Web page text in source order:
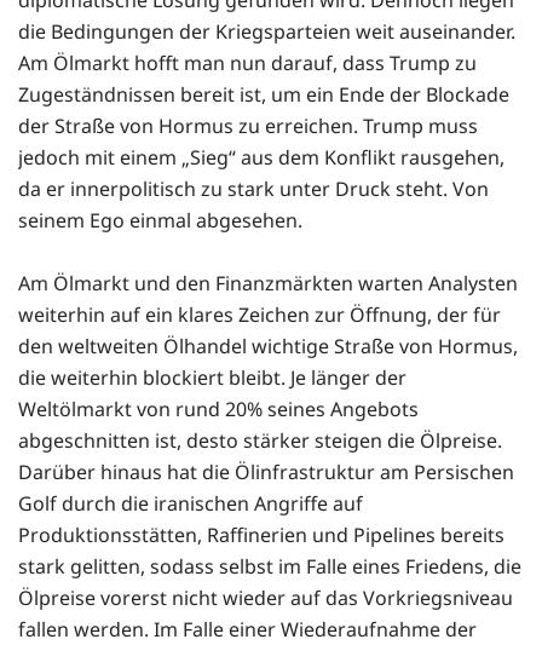
die Bedingungen der Kriegsparteien weit auseinander.
Am Ölmarkt hofft man nun darauf, dass Trump zu
Zugeständnissen bereit ist, um ein Ende der Blockade
der Straße von Hormus zu erreichen. Trump muss
jedoch mit einem „Sieg“ aus dem Konflikt rausgehen,
da er innerpolitisch zu stark unter Druck steht. Von
seinem Ego einmal abgesehen.
Am Ölmarkt und den Finanzmärkten warten Analysten
weiterhin auf ein klares Zeichen zur Öffnung, der für
den weltweiten Ölhandel wichtige Straße von Hormus,
die weiterhin blockiert bleibt. Je länger der
Weltölmarkt von rund 20% seines Angebots
abgeschnitten ist, desto stärker steigen die Ölpreise.
Darüber hinaus hat die Ölinfrastruktur am Persischen
Golf durch die iranischen Angriffe auf
Produktionsstätten, Raffinerien und Pipelines bereits
stark gelitten, sodass selbst im Falle eines Friedens, die
Ölpreise vorerst nicht wieder auf das Vorkriegsniveau
fallen werden. Im Falle einer Wiederaufnahme der